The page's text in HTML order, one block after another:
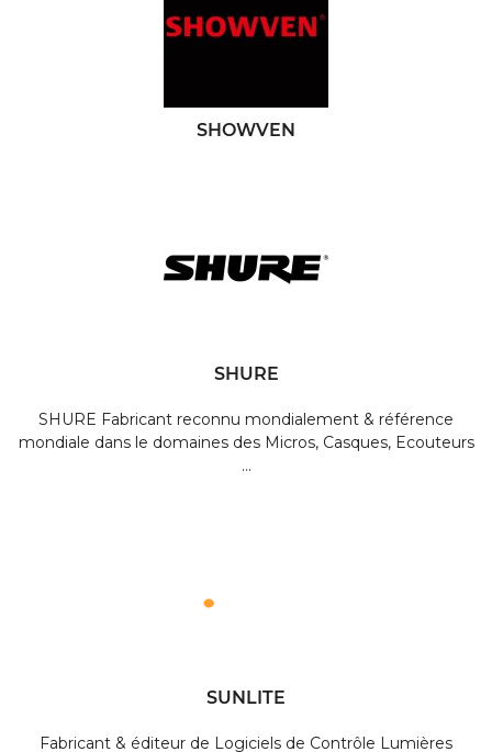
SHOWVEN
SHURE
SHURE Fabricant reconnu mondialement & référence
mondiale dans le domaines des Micros, Casques, Ecouteurs
...
SUNLITE
Fabricant & éditeur de Logiciels de Contrôle Lumières